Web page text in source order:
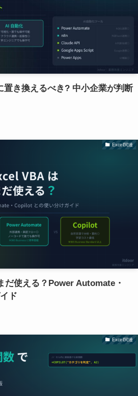
置き換えるべき? 中小企業が判断
Excel関連
だ使える？Power Automate・
ド
Excel関連